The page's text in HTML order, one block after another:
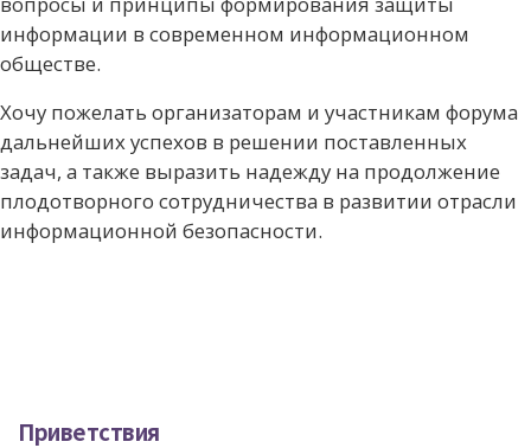
информации в современном информационном
обществе.
Хочу пожелать организаторам и участникам форума
дальнейших успехов в решении поставленных
задач, а также выразить надежду на продолжение
плодотворного сотрудничества в развитии отрасли
информационной безопасности.
Приветствия